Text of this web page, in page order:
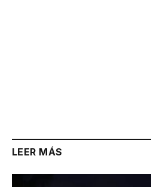
LEER MÁS